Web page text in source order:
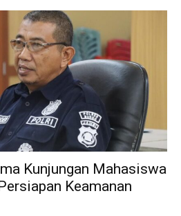
Kunjungan Mahasiswa
Keamanan